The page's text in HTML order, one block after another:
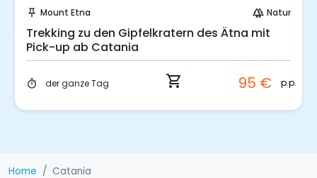
push_pin Catania Kunst und Kultur
Street Food: Gastronomische Tour durch
Catania
timer der halbe Tag shopping_cart 49 € p.p.
Home Catania